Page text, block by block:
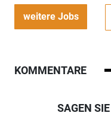
weitere Jobs
KOMMENTARE
SAGEN